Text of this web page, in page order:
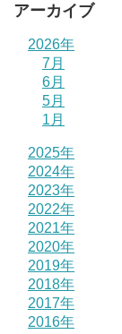
アーカイブ
2026年
7月
6月
5月
1月
2025年
2024年
2023年
2022年
2021年
2020年
2019年
2018年
2017年
2016年